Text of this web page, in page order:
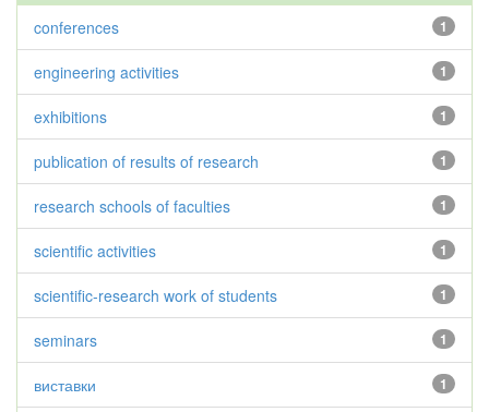
1
conferences
1
engineering activities
1
exhibitions
1
publication of results of research
1
research schools of faculties
1
scientific activities
1
scientific-research work of students
1
seminars
1
виставки